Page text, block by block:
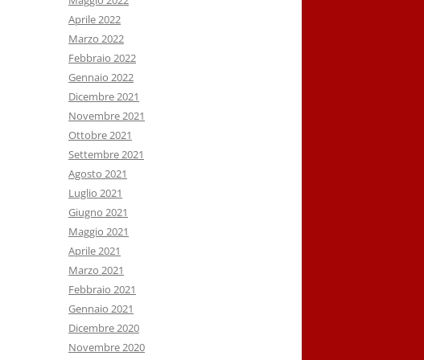
Aprile 2022
Marzo 2022
Febbraio 2022
Gennaio 2022
Dicembre 2021
Novembre 2021
Ottobre 2021
Settembre 2021
Agosto 2021
Luglio 2021
Giugno 2021
Maggio 2021
Aprile 2021
Marzo 2021
Febbraio 2021
Gennaio 2021
Dicembre 2020
Novembre 2020